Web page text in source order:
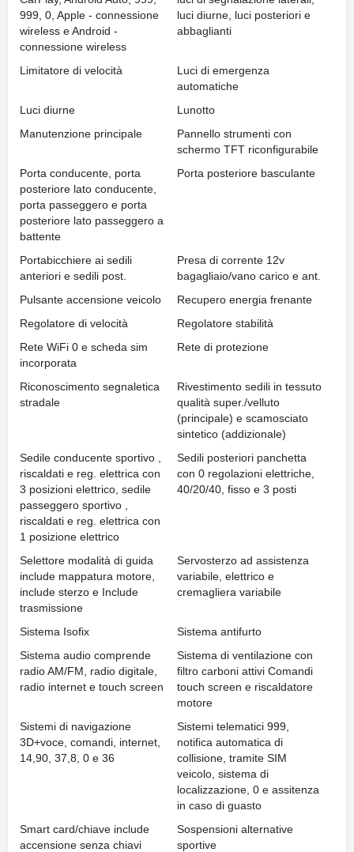
999, 0, Apple - connessione
wireless e Android -
connessione wireless
luci diurne, luci posteriori e
abbaglianti
Limitatore di velocità
Luci di emergenza
automatiche
Luci diurne
Lunotto
Manutenzione principale
Pannello strumenti con
schermo TFT riconfigurabile
Porta conducente, porta
posteriore lato conducente,
porta passeggero e porta
posteriore lato passeggero a
battente
Porta posteriore basculante
Portabicchiere ai sedili
anteriori e sedili post.
Presa di corrente 12v
bagagliaio/vano carico e ant.
Pulsante accensione veicolo
Recupero energia frenante
Regolatore di velocità
Regolatore stabilità
Rete WiFi 0 e scheda sim
incorporata
Rete di protezione
Riconoscimento segnaletica
stradale
Rivestimento sedili in tessuto
qualità super./velluto
(principale) e scamosciato
sintetico (addizionale)
Sedile conducente sportivo ,
riscaldati e reg. elettrica con
3 posizioni elettrico, sedile
passeggero sportivo ,
riscaldati e reg. elettrica con
1 posizione elettrico
Sedili posteriori panchetta
con 0 regolazioni elettriche,
40/20/40, fisso e 3 posti
Selettore modalità di guida
include mappatura motore,
include sterzo e Include
trasmissione
Servosterzo ad assistenza
variabile, elettrico e
cremagliera variabile
Sistema Isofix
Sistema antifurto
Sistema audio comprende
radio AM/FM, radio digitale,
radio internet e touch screen
Sistema di ventilazione con
filtro carboni attivi Comandi
touch screen e riscaldatore
motore
Sistemi di navigazione
3D+voce, comandi, internet,
14,90, 37,8, 0 e 36
Sistemi telematici 999,
notifica automatica di
collisione, tramite SIM
veicolo, sistema di
localizzazione, 0 e assitenza
in caso di guasto
Smart card/chiave include
accensione senza chiavi
Sospensioni alternative
sportive